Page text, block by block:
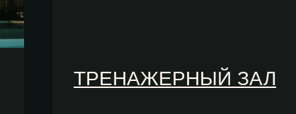
ТРЕНАЖЕРНЫЙ ЗАЛ